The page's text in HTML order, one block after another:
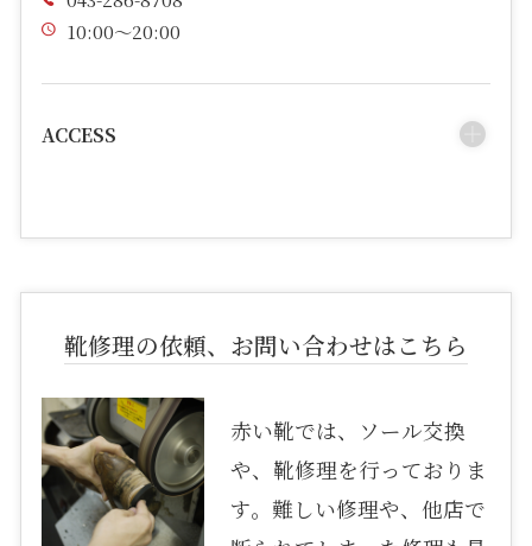
10:00～20:00
ACCESS
靴修理の依頼、お問い合わせはこちら
赤い靴では、ソール交換
や、靴修理を行っておりま
す。難しい修理や、他店で